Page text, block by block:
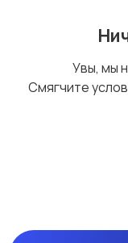
Увы, мы
Смягчите